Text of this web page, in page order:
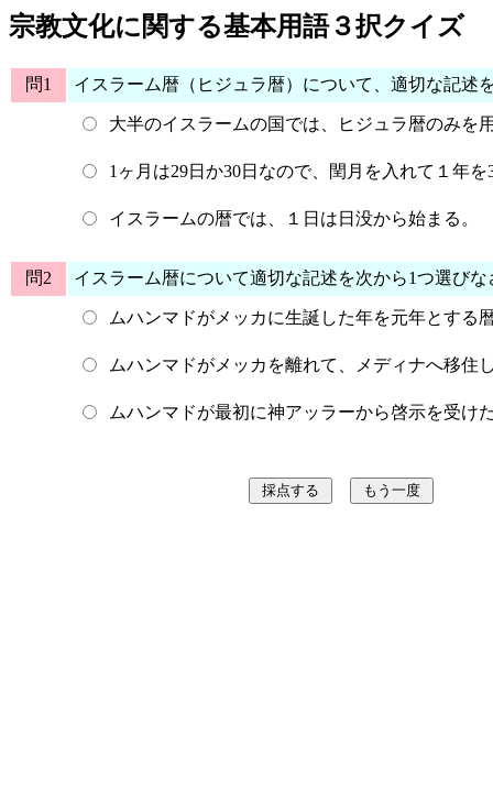
宗教文化に関する基本用語３択クイズ
問1 イスラーム暦（ヒジュラ暦）について、適切な記述
大半のイスラームの国では、ヒジュラ暦のみを
1ヶ月は29日か30日なので、閏月を入れて１年
イスラームの暦では、１日は日没から始まる。
問2 イスラーム暦について適切な記述を次から1つ選びな
ムハンマドがメッカに生誕した年を元年とする
ムハンマドがメッカを離れて、メディナへ移住
ムハンマドが最初に神アッラーから啓示を受け